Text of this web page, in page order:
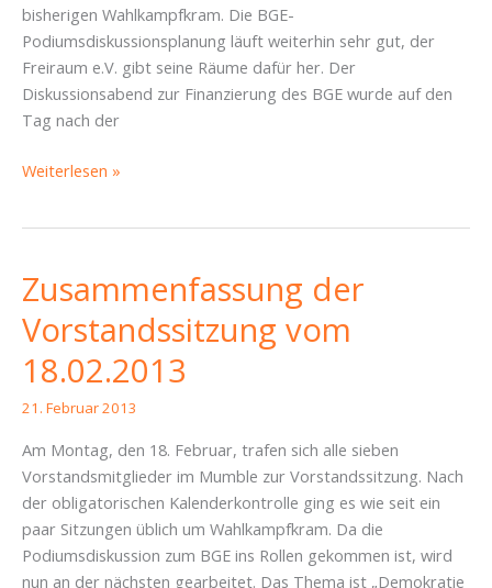
bisherigen Wahlkampfkram. Die BGE-
Podiumsdiskussionsplanung läuft weiterhin sehr gut, der
Freiraum e.V. gibt seine Räume dafür her. Der
Diskussionsabend zur Finanzierung des BGE wurde auf den
Tag nach der
Zusammenfassung
04.
März
2013
Weiterlesen »
Zusammenfassung der
Vorstandssitzung vom
18.02.2013
21. Februar 2013
Am Montag, den 18. Februar, trafen sich alle sieben
Vorstandsmitglieder im Mumble zur Vorstandssitzung. Nach
der obligatorischen Kalenderkontrolle ging es wie seit ein
paar Sitzungen üblich um Wahlkampfkram. Da die
Podiumsdiskussion zum BGE ins Rollen gekommen ist, wird
nun an der nächsten gearbeitet. Das Thema ist „Demokratie